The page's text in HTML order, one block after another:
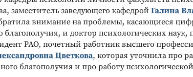
заместитель заведующего кафедрой Галина
внимание на проблемы, касающиеся
благополучия, и доктор психологических наук,
РАО, почетный работник высшего
Цветкова, которая уточнила про
благополучия и про работу